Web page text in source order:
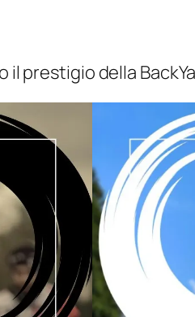
prestigio della